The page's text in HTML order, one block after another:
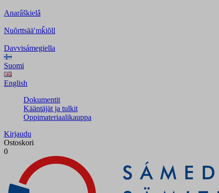
Anarâškielâ
Nuõrttsääʹmǩiõll
Davvisámegiella
Suomi
English
Dokumentit
Kääntäjät ja tulkit
Oppimateriaalikauppa
Kirjaudu
Ostoskori
0